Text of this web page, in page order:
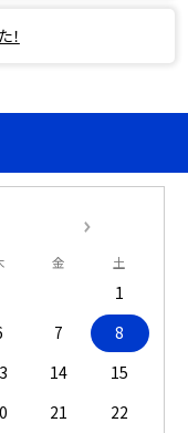
！
金 土
1
7
8
14
15
21
22